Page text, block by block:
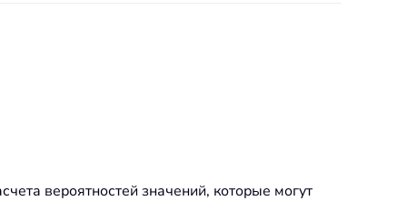
вероятностей значений, которые могут